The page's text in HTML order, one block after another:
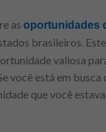
as oportunidades
brasileiros.
valiosa
você está em busca
que você